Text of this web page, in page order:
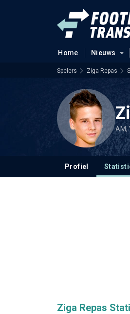
Home Nieuws
Spelers Ziga Repas
AM,
Profiel
Ziga Repas